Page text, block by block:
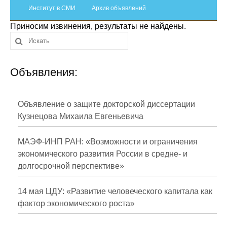
Отчетность
Противодействие коррупции
Материалы для СМИ
Публикации
Научная жизнь
Проблемы прогнозирования
О журнале
Номера журналов
Институт в СМИ Архив объявлений
Приносим извинения, результаты не найдены.
Объявления:
Объявление о защите докторской диссертации
Кузнецова Михаила Евгеньевича
МАЭФ-ИНП РАН: «Возможности и ограничения
экономического развития России в средне- и
долгосрочной перспективе»
14 мая ЦДУ: «Развитие человеческого капитала как
фактор экономического роста»